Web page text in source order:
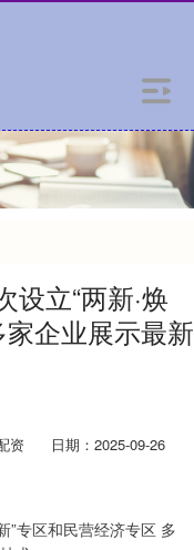
设立“两新·焕
企业展示最新
资
日期：2025-09-26